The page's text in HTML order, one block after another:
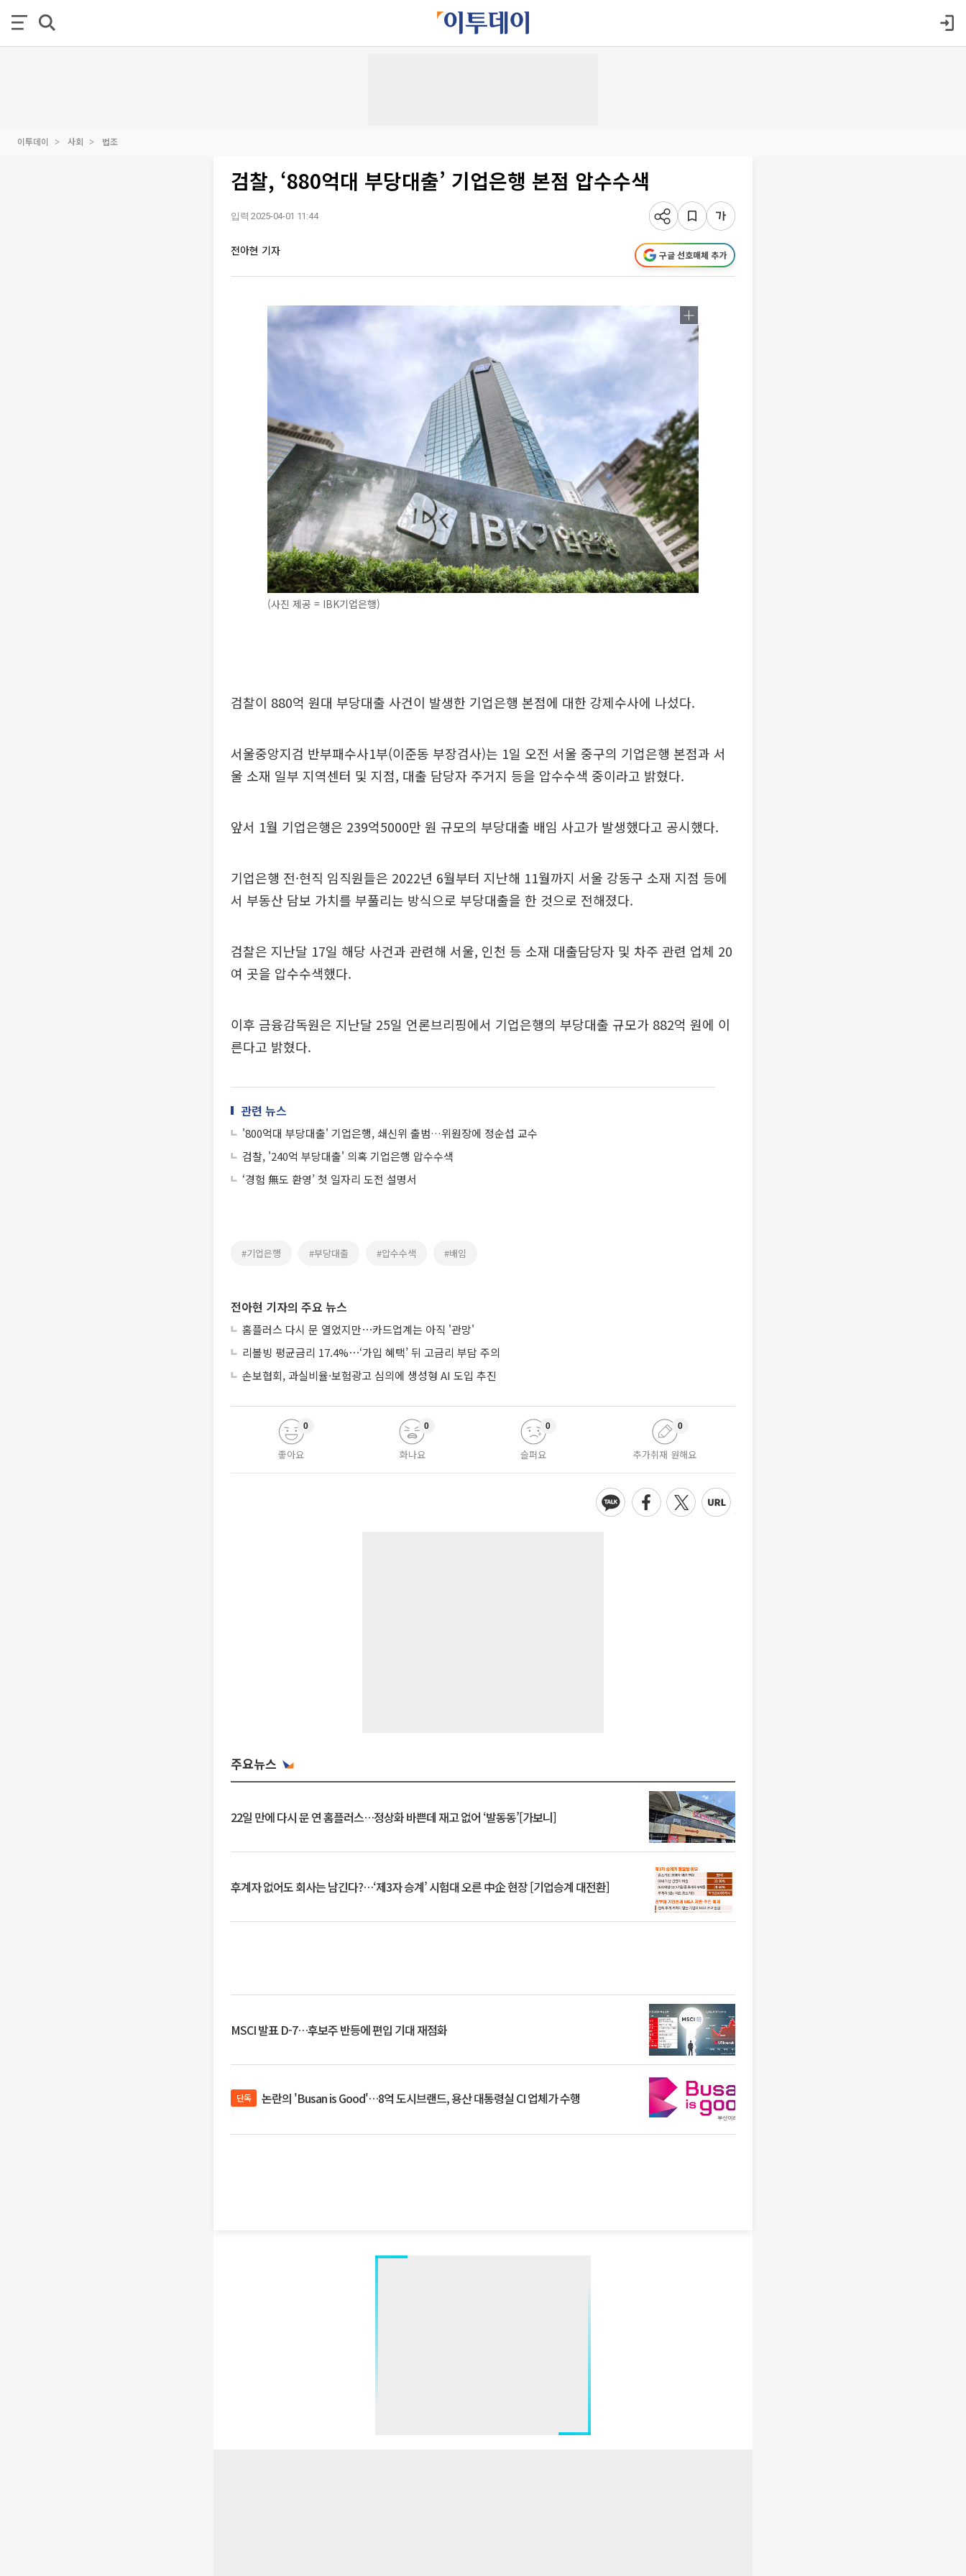
이투데이 사회 법조
검찰, ‘880억대 부당대출’ 기업은행 본점 압수수색
입력 2025-04-01 11:44
전아현 기자 구글 선호매체 추가
(사진 제공 = IBK기업은행)
검찰이 880억 원대 부당대출 사건이 발생한 기업은행 본점에 대한 강제수사에 나섰다.
서울중앙지검 반부패수사1부(이준동 부장검사)는 1일 오전 서울 중구의 기업은행 본점과 서
울 소재 일부 지역센터 및 지점, 대출 담당자 주거지 등을 압수수색 중이라고 밝혔다.
앞서 1월 기업은행은 239억5000만 원 규모의 부당대출 배임 사고가 발생했다고 공시했다.
기업은행 전·현직 임직원들은 2022년 6월부터 지난해 11월까지 서울 강동구 소재 지점 등에
서 부동산 담보 가치를 부풀리는 방식으로 부당대출을 한 것으로 전해졌다.
검찰은 지난달 17일 해당 사건과 관련해 서울, 인천 등 소재 대출담당자 및 차주 관련 업체 20
여 곳을 압수수색했다.
이후 금융감독원은 지난달 25일 언론브리핑에서 기업은행의 부당대출 규모가 882억 원에 이
른다고 밝혔다.
관련 뉴스
'800억대 부당대출' 기업은행, 쇄신위 출범…위원장에 정순섭 교수
검찰, '240억 부당대출' 의혹 기업은행 압수수색
‘경험 無도 환영’ 첫 일자리 도전 설명서
#기업은행 #부당대출 #압수수색 #배임
전아현 기자의 주요 뉴스
홈플러스 다시 문 열었지만⋯카드업계는 아직 '관망'
리볼빙 평균금리 17.4%⋯‘가입 혜택’ 뒤 고금리 부담 주의
손보협회, 과실비율·보험광고 심의에 생성형 AI 도입 추진
좋아요
0
화나요
0
슬퍼요
0
추가취재 원해요
0
주요뉴스
22일 만에 다시 문 연 홈플러스…정상화 바쁜데 재고 없어 ‘발동동’[가보니]
후계자 없어도 회사는 남긴다?…‘제3자 승계’ 시험대 오른 中企 현장 [기업승계 대전환]
MSCI 발표 D-7…후보주 반등에 편입 기대 재점화
단독 논란의 'Busan is Good'…8억 도시브랜드, 용산 대통령실 CI 업체가 수행